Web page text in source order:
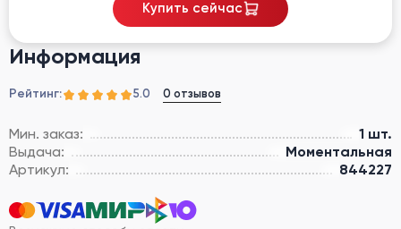
Информация
Рейтинг: 5.0 0 отзывов
Мин. заказ:
1 шт.
Выдача:
Моментальная
Артикул:
844227
Купить сейчас